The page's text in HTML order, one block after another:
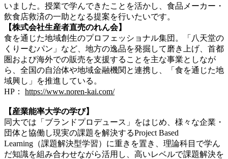
いました。授業で学んできたことを活かし、食品メーカー・
飲食店救済の一助となる提案を行いたいです。
【株式会社生産者直売のれん会】
食を通じた地域創生のプロフェッショナル集団。「八天堂の
くりーむパン」など、地方の逸品を発掘して磨き上げ、首都
圏および海外での販売を支援することを主な事業としなが
ら、全国の自治体や地域金融機関と連携し、「食を通じた地
域興し」を推進している。
HP： https://www.noren-kai.com/
【産業能率大学の学び】
同大では「ブランドプロデュース」をはじめ、様々な企業・
団体と協働し現実の課題を解決するProject Based
Learning（課題解決型学習）に重きを置き、理論科目で学ん
だ知識を組み合わせながら活用し、高いレベルで課題解決を